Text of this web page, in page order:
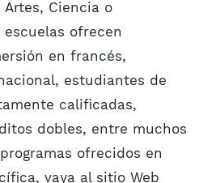
Ciencia o
ofrecen
en francés,
estudiantes de
calificadas,
dobles, entre muchos
ofrecidos en
vaya al sitio Web